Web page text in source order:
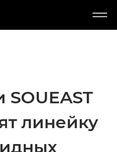
SOUEAST
линейку